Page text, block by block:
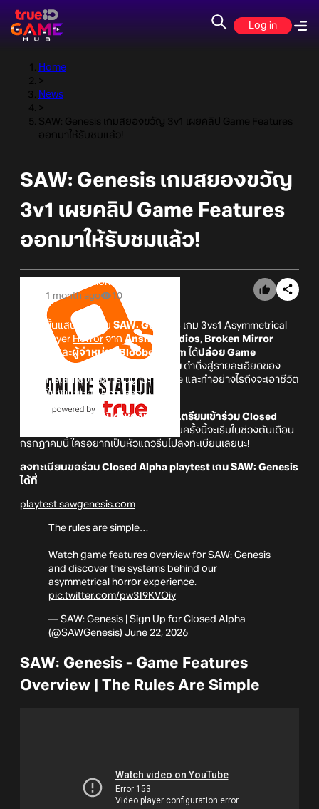
Log in
Home
>
News
>
SAW: Genesis เกมสยองขวัญ 3v1 เผยคลิป Game Features
ออกมาให้รับชมแล้ว!
SAW: Genesis เกมสยองขวัญ
3v1 เผยคลิป Game Features
ออกมาให้รับชมแล้ว!
Online Station
1 month ago
10
กติกานั้นแสนง่ายดาย SAW: Genesis เกม 3vs1 Asymmetrical
Multiplayer Horror จาก Anshar Studios, Broken Mirror
และผู้จำหน่าย Bloober Team ได้ปล่อย Game
Features Overview ออกมาให้รับชม ดำดิ่งสู่รายละเอียดของ
ระบบการเล่นเชิงกลยุทธ์ในฐานะ Judge และทำอย่างไรถึงจะเอาชีวิต
รอดได้ในฐานะเหล่า Accused
นอกจากนี้
ตัวเกมได้เปิดให้ลงทะเบียนเตรียมเข้าร่วม Closed
โดยการทดสอบครั้งนี้จะเริ่มในช่วงต้นเดือน
กรกฎาคมนี้ ใครอยากเป็นหัวแถวรีบไปลงทะเบียนเลยนะ!
ลงทะเบียนขอร่วม Closed Alpha playtest เกม SAW: Genesis
ได้ที่
playtest.sawgenesis.com
The rules are simple…
Watch game features overview for SAW: Genesis
and discover the systems behind our
asymmetrical horror experience.
pic.twitter.com/pw3I9KVQiy
— SAW: Genesis | Sign Up for Closed Alpha
(@SAWGenesis) June 22, 2026
SAW: Genesis - Game Features
Overview | The Rules Are Simple